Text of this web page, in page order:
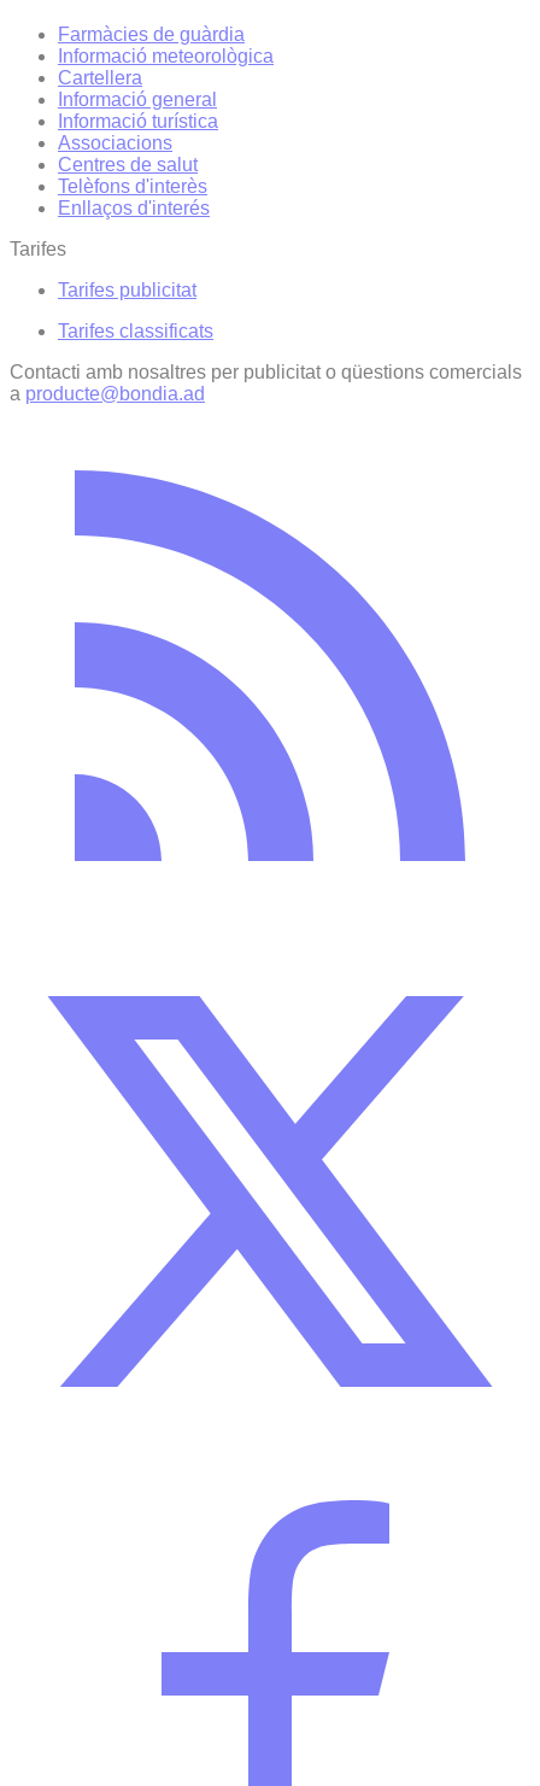
Farmàcies de guàrdia
Informació meteorològica
Cartellera
Informació general
Informació turística
Associacions
Centres de salut
Telèfons d'interès
Enllaços d'interés
Tarifes
Tarifes publicitat
Tarifes classificats
Contacti amb nosaltres per publicitat o qüestions comercials
a producte@bondia.ad